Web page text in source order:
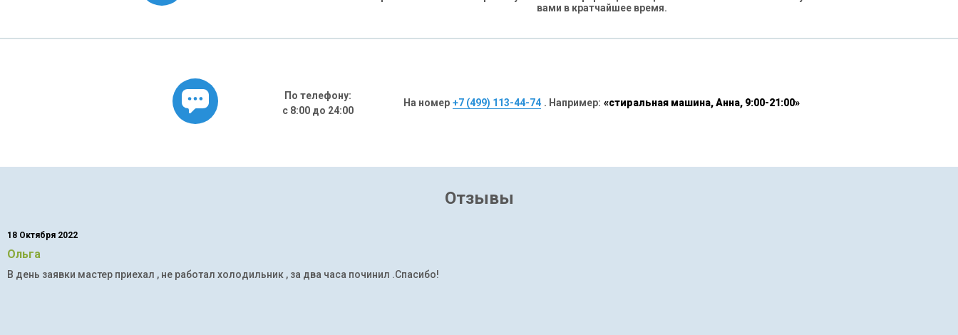
вами в кратчайшее время.
По телефону:
с 8:00 до 24:00
На номер +7 (499) 113-44-74 . Например: «стиральная машина, Анна, 9:00-21:00»
Отзывы
18 Октября 2022
Ольга
В день заявки мастер приехал , не работал холодильник , за два часа починил .Спасибо!